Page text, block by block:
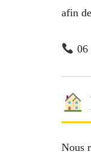
afin
06
Nous